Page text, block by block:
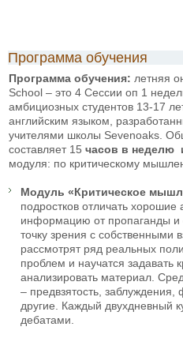
Программа обучения
Программа обучения: летняя
School – это 4 Сессии оп 1
амбициозных студентов 13-17
английским языком,
учителями школы Sevenoaks.
составляет 15 часов в неделю
модуля: по критическому
Модуль «Критическое
подростков отличать хорошие
информацию от пропаганды и
точку зрения с собственными
рассмотрят ряд реальных
проблем и научатся задавать
анализировать материал.
– предвзятость, заблуждения,
другие. Каждый двухдневный
дебатами.